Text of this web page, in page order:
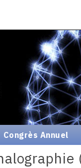
Congrès Annuel